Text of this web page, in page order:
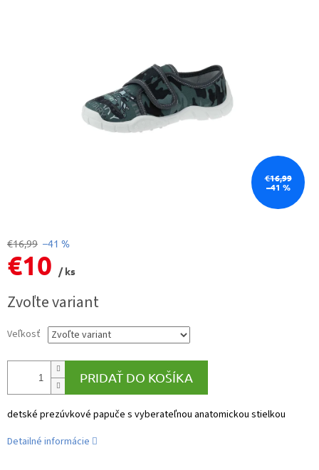
€16,99
–41 %
€16,99 –41 %
€10
/ ks
cena:
Zvoľte variant
Veľkosť
PRIDAŤ DO KOŠÍKA
detské prezúvkové papuče s vyberateľnou anatomickou stielkou
Detailné informácie